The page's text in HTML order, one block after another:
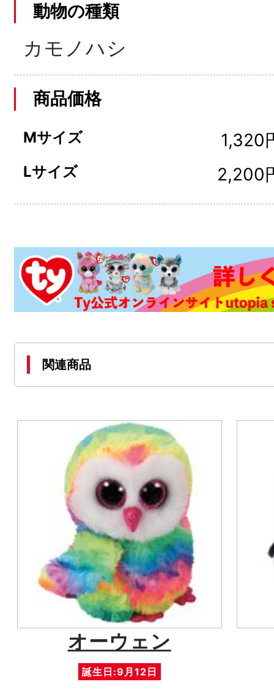
動物の種類
カモノハシ
商品価格
Mサイズ 1,320
Lサイズ 2,200
関連商品
オーウェン
誕生日:9月12日